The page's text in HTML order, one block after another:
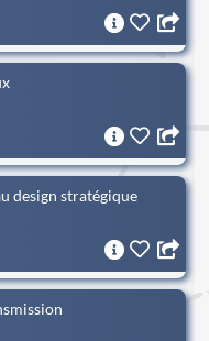
design stratégique